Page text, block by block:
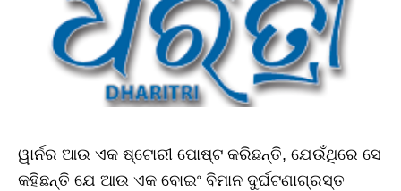
ୱାର୍ନର ଆଉ ଏକ ଷ୍ଟୋରୀ ପୋଷ୍ଟ କରିଛନ୍ତି, ଯେଉଁଥିରେ ସେ
କହିଛନ୍ତି ଯେ ଆଉ ଏକ ବୋଇଂ ବିମାନ ଦୁର୍ଘଟଣାଗ୍ରସ୍ତ